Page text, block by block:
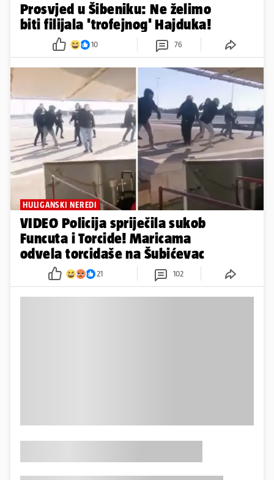
Prosvjed u Šibeniku: Ne želimo
biti filijala 'trofejnog' Hajduka!
10 76
HULIGANSKI NEREDI
VIDEO Policija spriječila sukob
Funcuta i Torcide! Maricama
odvela torcidaše na Šubićevac
21 102